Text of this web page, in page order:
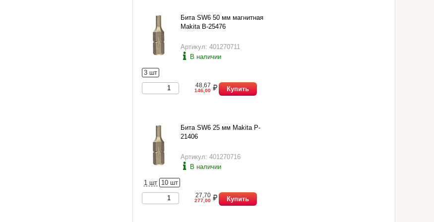
Бита SW6 50 мм магнитная
Makita B-25476
Артикул: 401270711
В наличии
3 шт
48,67
146,00 Купить
Бита SW6 25 мм Makita P-
21406
Артикул: 401270716
В наличии
1 шт 10 шт
27,70
277,00 Купить